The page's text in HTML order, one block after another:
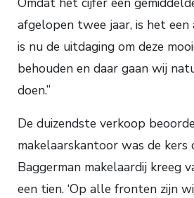
afgelopen twee jaar, is het
is nu de uitdaging om deze
behouden en daar gaan wij
doen.”
De duizendste verkoop
makelaarskantoor was de kers
Baggerman makelaardij kreeg
een tien. ‘Op alle fronten zijn